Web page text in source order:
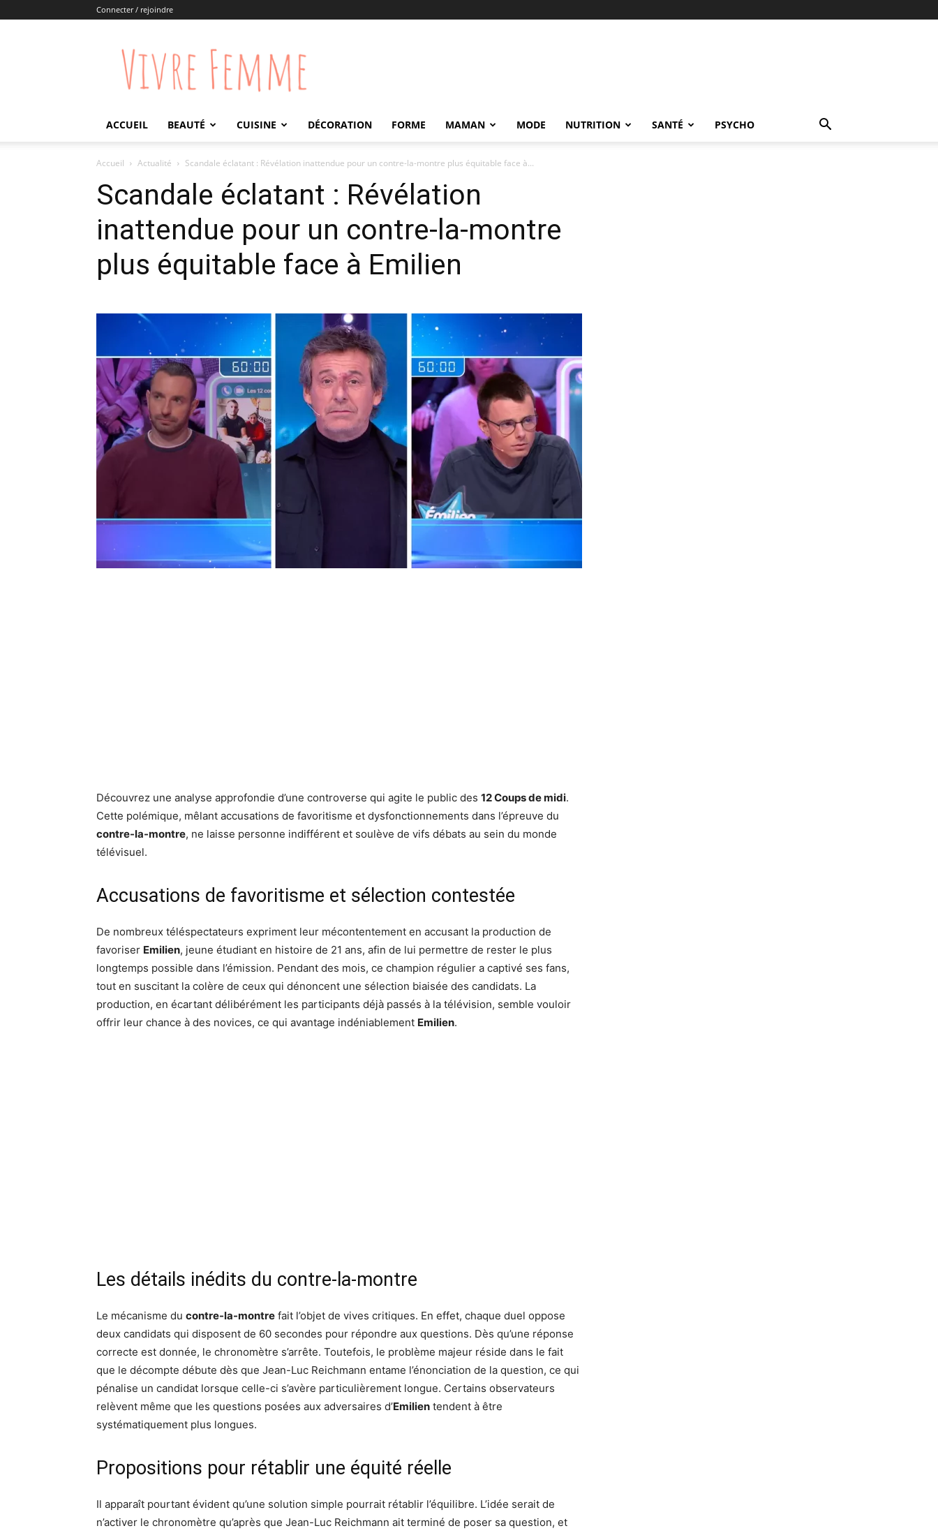
Connecter / rejoindre
Vivre
Femme
ACCUEIL BEAUTÉ CUISINE DÉCORATION FORME MAMAN MODE NUTRITION SANTÉ PSYCHO
Accueil Actualité Scandale éclatant : Révélation inattendue pour un contre-la-montre plus équitable face à...
Scandale éclatant : Révélation
inattendue pour un contre-la-montre
plus équitable face à Emilien
Découvrez une analyse approfondie d’une controverse qui agite le public des 12 Coups de midi.
Cette polémique, mêlant accusations de favoritisme et dysfonctionnements dans l’épreuve du
contre-la-montre, ne laisse personne indifférent et soulève de vifs débats au sein du monde
télévisuel.
Accusations de favoritisme et sélection contestée
De nombreux téléspectateurs expriment leur mécontentement en accusant la production de
favoriser Emilien, jeune étudiant en histoire de 21 ans, afin de lui permettre de rester le plus
longtemps possible dans l’émission. Pendant des mois, ce champion régulier a captivé ses fans,
tout en suscitant la colère de ceux qui dénoncent une sélection biaisée des candidats. La
production, en écartant délibérément les participants déjà passés à la télévision, semble vouloir
offrir leur chance à des novices, ce qui avantage indéniablement Emilien.
Les détails inédits du contre-la-montre
Le mécanisme du contre-la-montre fait l’objet de vives critiques. En effet, chaque duel oppose
deux candidats qui disposent de 60 secondes pour répondre aux questions. Dès qu’une réponse
correcte est donnée, le chronomètre s’arrête. Toutefois, le problème majeur réside dans le fait
que le décompte débute dès que Jean-Luc Reichmann entame l’énonciation de la question, ce qui
pénalise un candidat lorsque celle-ci s’avère particulièrement longue. Certains observateurs
relèvent même que les questions posées aux adversaires d’Emilien tendent à être
systématiquement plus longues.
Propositions pour rétablir une équité réelle
Il apparaît pourtant évident qu’une solution simple pourrait rétablir l’équilibre. L’idée serait de
n’activer le chronomètre qu’après que Jean-Luc Reichmann ait terminé de poser sa question, et